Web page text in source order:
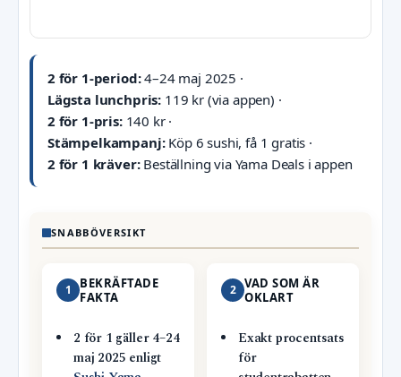
2 för 1-period:4–24 maj 2025 ·
Lägsta lunchpris: 119 kr (via appen) ·
2 för 1-pris:140 kr ·
Stämpelkampanj:Köp 6 sushi, få 1 gratis ·
2 för 1 kräver:Beställning via Yama Deals i appen
SNABBÖVERSIKT
1
BEKRÄFTADE
FAKTA
2 för 1 gäller 4–24
maj 2025 enligt
2 VAD SOM ÄR
OKLART
Exakt procentsats
för